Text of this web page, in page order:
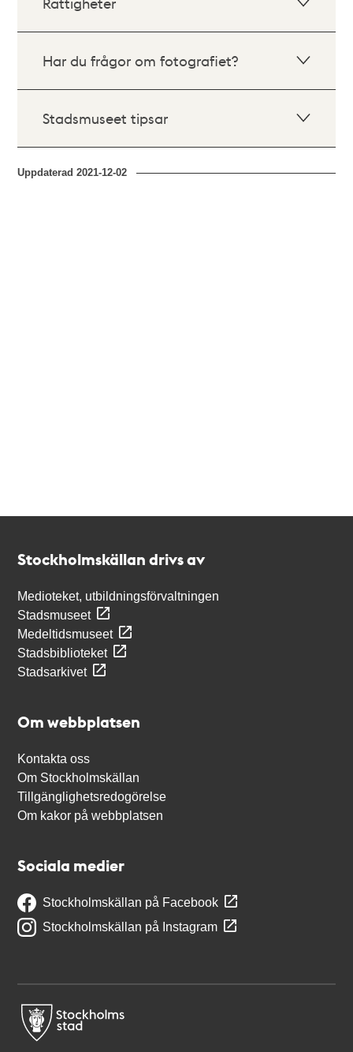
Har du frågor om fotografiet?
Stadsmuseet tipsar
Uppdaterad2021-12-02
Stockholmskällan drivs av
Medioteket, utbildningsförvaltningen
Stadsmuseet
Medeltidsmuseet
Stadsbiblioteket
Stadsarkivet
Om webbplatsen
Kontakta oss
Om Stockholmskällan
Tillgänglighetsredogörelse
Om kakor på webbplatsen
Sociala medier
Stockholmskällan på Facebook
Stockholmskällan på Instagram